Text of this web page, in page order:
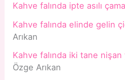
Kahve falında ipte asılı
Kahve falında elinde gelin
Arıkan
Kahve falında iki tane
Özge Arıkan